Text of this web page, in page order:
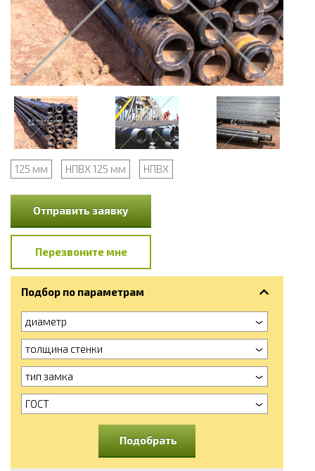
125 мм НПВХ 125 мм НПВХ
Отправить заявку
Перезвоните мне
Подбор по параметрам
диаметр
толщина стенки
тип замка
ГОСТ
Подобрать